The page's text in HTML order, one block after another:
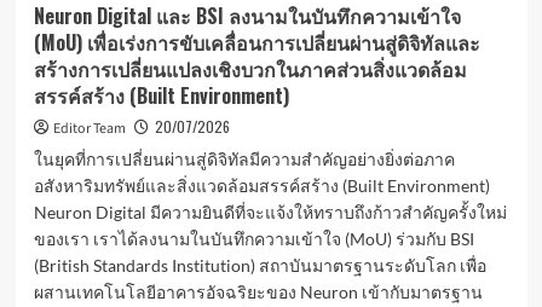
รนด์
ธุรกิจ
ที่พัก
ไทย
Neuron Digital และ BSI ลงนามในบันทึกความเข้าใจ
(MoU) เพื่อเร่งการขับเคลื่อนการเปลี่ยนผ่านสู่ดิจิทัลและ
สร้างการเปลี่ยนแปลงเชิงบวกในภาคส่วนสิ่งแวดล้อม
สรรค์สร้าง (Built Environment)
Editor Team
20/07/2026
ในยุคที่การเปลี่ยนผ่านสู่ดิจิทัลมีความสำคัญอย่างยิ่งต่อภาค
อสังหาริมทรัพย์และสิ่งแวดล้อมสรรค์สร้าง (Built Environment)
Neuron Digital มีความยินดีที่จะแจ้งให้ทราบถึงก้าวสำคัญครั้งใหม่
ของเรา เราได้ลงนามในบันทึกความเข้าใจ (MoU) ร่วมกับ BSI
(British Standards Institution) สถาบันมาตรฐานระดับโลก เพื่อ
ผสานเทคโนโลยีอาคารอัจฉริยะของ Neuron เข้ากับมาตรฐาน